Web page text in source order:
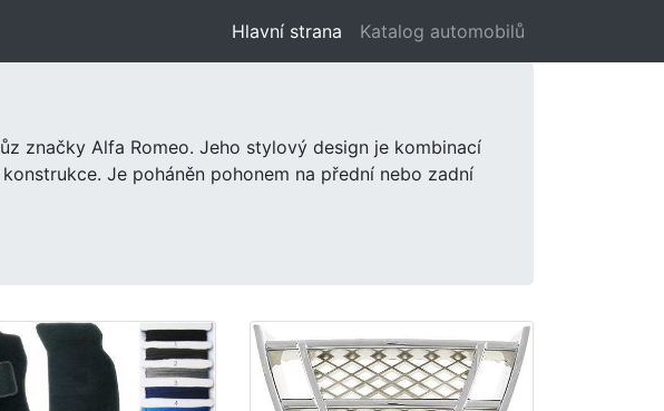
Hlavní strana (aktuální)
Katalog automobilů
značky Alfa Romeo. Jeho stylový design je kombinací
Je poháněn pohonem na přední nebo zadní